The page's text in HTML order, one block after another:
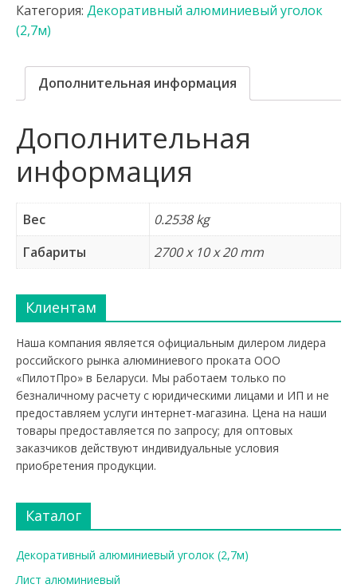
Категория: Декоративный алюминиевый уголок
(2,7м)
Дополнительная информация
Дополнительная
информация
Вес
0.2538 kg
Габариты
2700 x 10 x 20 mm
Клиентам
Наша компания является официальным дилером лидера
российского рынка алюминиевого проката ООО
«ПилотПро» в Беларуси. Мы работаем только по
безналичному расчету с юридическими лицами и ИП и не
предоставляем услуги интернет-магазина. Цена на наши
товары предоставляется по запросу; для оптовых
заказчиков действуют индивидуальные условия
приобретения продукции.
Каталог
Декоративный алюминиевый уголок (2,7м)
Лист алюминиевый